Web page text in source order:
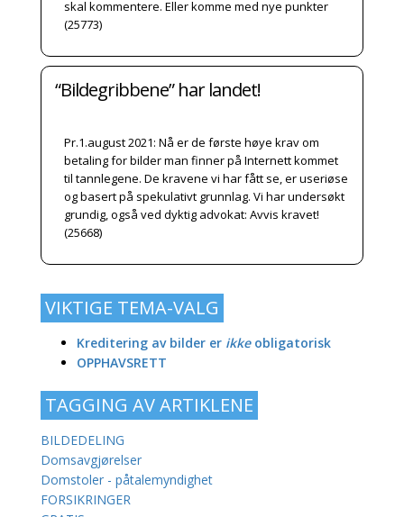
skal kommentere. Eller komme med nye punkter
(25773)
“Bildegribbene” har landet!
Pr.1.august 2021: Nå er de første høye krav om
betaling for bilder man finner på Internett kommet
til tannlegene. De kravene vi har fått se, er useriøse
og basert på spekulativt grunnlag. Vi har undersøkt
grundig, også ved dyktig advokat: Avvis kravet!
(25668)
VIKTIGE TEMA-VALG
Kreditering av bilder er ikkeobligatorisk
OPPHAVSRETT
TAGGING AV ARTIKLENE
BILDEDELING
Domsavgjørelser
Domstoler - påtalemyndighet
FORSIKRINGER